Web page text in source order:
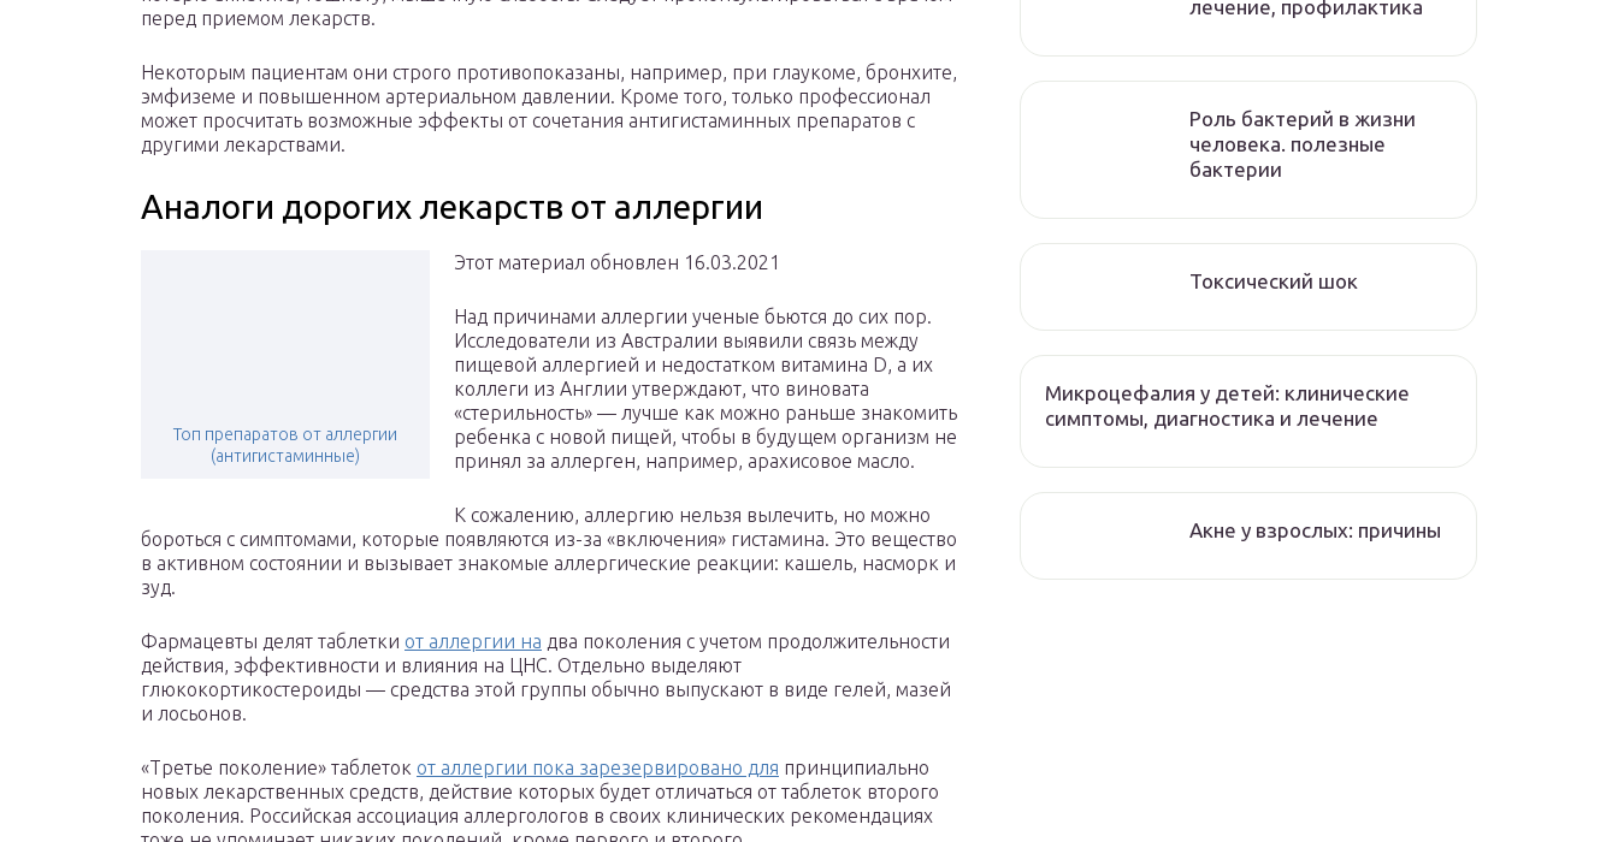
перед приемом лекарств.
Некоторым пациентам они строго противопоказаны, например, при глаукоме, бронхите,
эмфиземе и повышенном артериальном давлении. Кроме того, только профессионал
может просчитать возможные эффекты от сочетания антигистаминных препаратов с
другими лекарствами.
Аналоги дорогих лекарств от аллергии
Топ препаратов от аллергии
(антигистаминные)
Этот материал обновлен 16.03.2021
Над причинами аллергии ученые бьются до сих пор.
Исследователи из Австралии выявили связь между
пищевой аллергией и недостатком витамина D, а их
коллеги из Англии утверждают, что виновата
«стерильность» — лучше как можно раньше знакомить
ребенка с новой пищей, чтобы в будущем организм не
принял за аллерген, например, арахисовое масло.
К сожалению, аллергию нельзя вылечить, но можно
бороться с симптомами, которые появляются из-за «включения» гистамина. Это вещество
в активном состоянии и вызывает знакомые аллергические реакции: кашель, насморк и
зуд.
Фармацевты делят таблетки от аллергии на два поколения с учетом продолжительности
действия, эффективности и влияния на ЦНС. Отдельно выделяют
глюкокортикостероиды — средства этой группы обычно выпускают в виде гелей, мазей
и лосьонов.
«Третье поколение» таблеток от аллергии пока зарезервировано для принципиально
новых лекарственных средств, действие которых будет отличаться от таблеток второго
поколения. Российская ассоциация аллергологов в своих клинических рекомендациях
лечение, профилактика
Роль бактерий в жизни
человека. полезные
бактерии
Токсический шок
Микроцефалия у детей: клинические
симптомы, диагностика и лечение
Акне у взрослых: причины